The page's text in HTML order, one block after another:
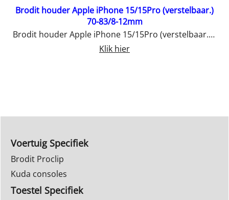
Brodit houder Apple iPhone 15/15Pro (verstelbaar.)
70-83/8-12mm
Brodit houder Apple iPhone 15/15Pro (verstelbaar.) 70-83/8-12mm
Klik hier
Voertuig Specifiek
Brodit Proclip
Kuda consoles
Toestel Specifiek